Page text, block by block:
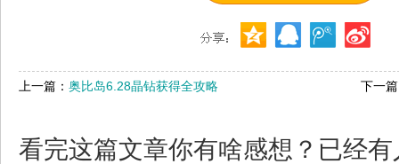
上一篇： 奥比岛6.28晶钻获得全攻略 下一
看完这篇文章你有啥感想？已经有